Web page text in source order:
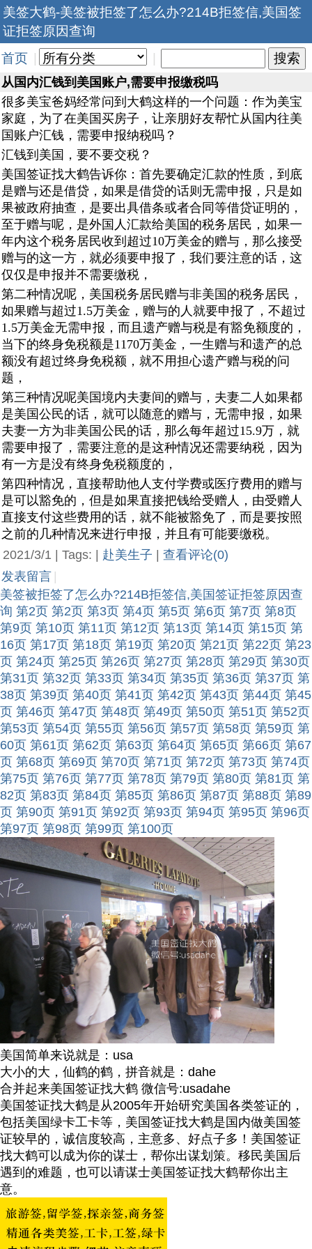
美签大鹤-美签被拒签了怎么办?214B拒签信,美国签
证拒签原因查询
首页
从国内汇钱到美国账户,需要申报缴税吗
很多美宝爸妈经常问到大鹤这样的一个问题：作为美宝
家庭，为了在美国买房子，让亲朋好友帮忙从国内往美
国账户汇钱，需要申报纳税吗？
汇钱到美国，要不要交税？
美国签证找大鹤告诉你：首先要确定汇款的性质，到底
是赠与还是借贷，如果是借贷的话则无需申报，只是如
果被政府抽查，是要出具借条或者合同等借贷证明的，
至于赠与呢，是外国人汇款给美国的税务居民，如果一
年内这个税务居民收到超过10万美金的赠与，那么接受
赠与的这一方，就必须要申报了，我们要注意的话，这
仅仅是申报并不需要缴税，
第二种情况呢，美国税务居民赠与非美国的税务居民，
如果赠与超过1.5万美金，赠与的人就要申报了，不超过
1.5万美金无需申报，而且遗产赠与税是有豁免额度的，
当下的终身免税额是1170万美金，一生赠与和遗产的总
额没有超过终身免税额，就不用担心遗产赠与税的问
题，
第三种情况呢美国境内夫妻间的赠与，夫妻二人如果都
是美国公民的话，就可以随意的赠与，无需申报，如果
夫妻一方为非美国公民的话，那么每年超过15.9万，就
需要申报了，需要注意的是这种情况还需要纳税，因为
有一方是没有终身免税额度的，
第四种情况，直接帮助他人支付学费或医疗费用的赠与
是可以豁免的，但是如果直接把钱给受赠人，由受赠人
直接支付这些费用的话，就不能被豁免了，而是要按照
之前的几种情况来进行申报，并且有可能要缴税。
2021/3/1 | Tags: | 赴美生子
查看评论(0)
发表留言
美签被拒签了怎么办?214B拒签信,美国签证拒签原因查
询 第2页 第2页 第3页 第4页 第5页 第6页 第7页 第8页
第9页 第10页 第11页 第12页 第13页 第14页 第15页 第
16页 第17页 第18页 第19页 第20页 第21页 第22页 第23
页 第24页 第25页 第26页 第27页 第28页 第29页 第30页
第31页 第32页 第33页 第34页 第35页 第36页 第37页 第
38页 第39页 第40页 第41页 第42页 第43页 第44页 第45
页 第46页 第47页 第48页 第49页 第50页 第51页 第52页
第53页 第54页 第55页 第56页 第57页 第58页 第59页 第
60页 第61页 第62页 第63页 第64页 第65页 第66页 第67
页 第68页 第69页 第70页 第71页 第72页 第73页 第74页
第75页 第76页 第77页 第78页 第79页 第80页 第81页 第
82页 第83页 第84页 第85页 第86页 第87页 第88页 第89
页 第90页 第91页 第92页 第93页 第94页 第95页 第96页
第97页 第98页 第99页 第100页
美国简单来说就是：usa
大小的大，仙鹤的鹤，拼音就是：dahe
合并起来美国签证找大鹤 微信号:usadahe
美国签证找大鹤是从2005年开始研究美国各类签证的，
包括美国绿卡工卡等，美国签证找大鹤是国内做美国签
证较早的，诚信度较高，主意多、好点子多！美国签证
找大鹤可以成为你的谋士，帮你出谋划策。移民美国后
遇到的难题，也可以请谋士美国签证找大鹤帮你出主
意。